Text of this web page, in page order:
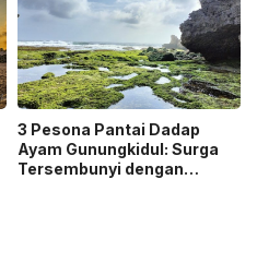
3 Pesona Pantai Dadap
Ayam Gunungkidul: Surga
Tersembunyi dengan